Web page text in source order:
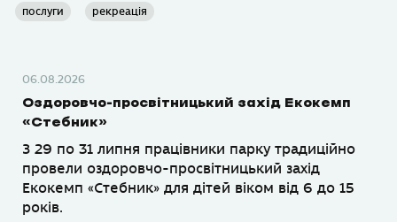
послуги рекреація
06.08.2026
Оздоровчо-просвітницький захід Екокемп
«Стебник»
З 29 по 31 липня працівники парку традиційно
провели оздоровчо-просвітницький захід
Екокемп «Стебник» для дітей віком від 6 до 15
років.